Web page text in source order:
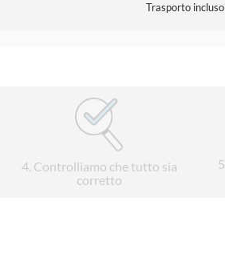
Trasporto incluso
4. Controlliamo che tutto sia
corretto
5